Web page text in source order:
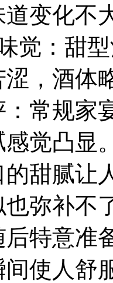
道变化不
觉：甜
涩，酒体
：常规家
感觉凸显
的甜腻让
也弥补不
后特意准
间使人舒